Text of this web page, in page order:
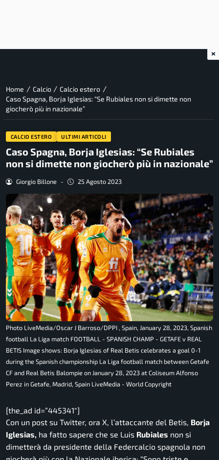
Home / Calcio / Calcio estero /
Caso Spagna, Borja Iglesias: “Se Rubiales non si dimette non
giocherò più in nazionale”
CALCIO ESTERO ULTIMI ARTICOLI
Caso Spagna, Borja Iglesias: “Se Rubiales
non si dimette non giocherò più in nazionale”
Giorgio Billone - 25 Agosto 2023
Photo LiveMedia/Oscar J Barroso/DPPI , Spain, January 28, 2023, Spanish
football La Liga match FOOTBALL - SPANISH CHAMP - GETAFE v REAL
BETIS Image shows: Borja Iglesias of Real Betis celebrates a goal 0-1
during the Spanish championship La Liga football match between Getafe
CF and Real Betis Balompie on January 28, 2023 at Coliseum Alfonso
Perez in Getafe, Madrid, Spain LiveMedia - World Copyright
[the_ad id=”445341″]
Con un post su Twitter, ora X, l’attaccante del Betis, Borja
Iglesias, ha fatto sapere che se Luis Rubiales non si
dimetterà da presidente della Federcalcio spagnola non
×